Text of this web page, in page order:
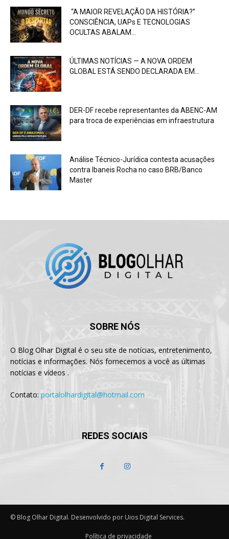
“A MAIOR REVELAÇÃO DA HISTÓRIA?”
CONSCIÊNCIA, UAPs E TECNOLOGIAS
OCULTAS ABALAM...
ÚLTIMAS NOTÍCIAS — A NOVA ORDEM
GLOBAL ESTÁ SENDO DECLARADA EM...
DER-DF recebe representantes da ABENC-AM
para troca de experiências em infraestrutura
Análise Técnico-Jurídica contesta acusações
contra Ibaneis Rocha no caso BRB/Banco
Master
SOBRE NÓS
O Blog Olhar Digital é o seu site de notícias, entretenimento,
notícias e informações. Nós fornecemos a você as últimas
notícias e vídeos .
Contato: portalolhardigital@hotmail.com
REDES SOCIAIS
© Blog Olhar Digital. Desenvolvido por Uios Digital Services.
Política de privacidade